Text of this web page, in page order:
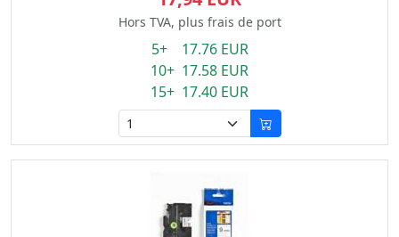
Hors TVA, plus frais de port
5+ 17.76 EUR
10+ 17.58 EUR
15+ 17.40 EUR